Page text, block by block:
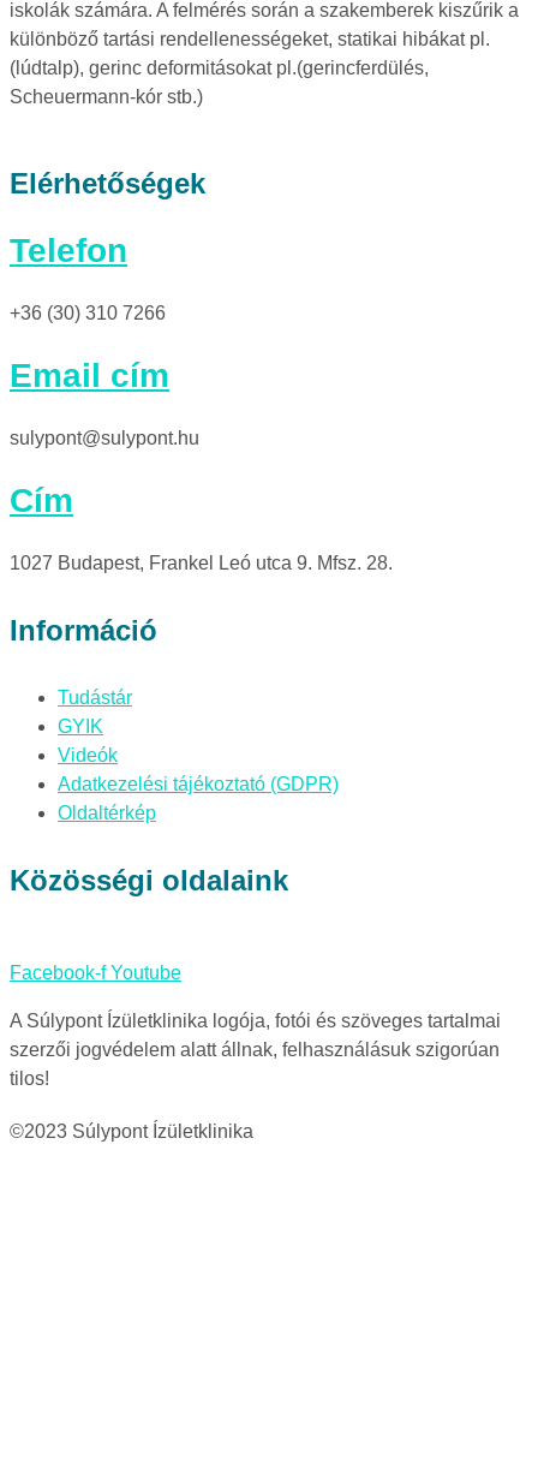
iskolák számára. A felmérés során a szakemberek kiszűrik a
különböző tartási rendellenességeket, statikai hibákat pl.
(lúdtalp), gerinc deformitásokat pl.(gerincferdülés,
Scheuermann-kór stb.)
Elérhetőségek
Telefon
+36 (30) 310 7266
Email cím
sulypont@sulypont.hu
Cím
1027 Budapest, Frankel Leó utca 9. Mfsz. 28.
Információ
Tudástár
GYIK
Videók
Adatkezelési tájékoztató (GDPR)
Oldaltérkép
Közösségi oldalaink
Facebook-f Youtube
A Súlypont Ízületklinika logója, fotói és szöveges tartalmai
szerzői jogvédelem alatt állnak, felhasználásuk szigorúan
tilos!
©2023 Súlypont Ízületklinika